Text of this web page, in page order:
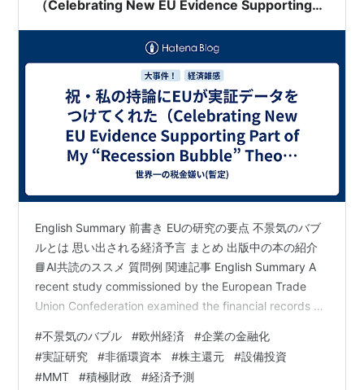
（Celebrating New EU Evidence Supporting
English Summary 前書き EUの研究の要点 不景気のバブ
ルとは 思い出される経済予言 まとめ 出版中の本の紹介
📘AI共読のススメ 質問例 関連記事 English Summary A
recent study commissioned by the European Trade
Union Confederation examined the financial records of
25-year period. It found that, despite strong…
#不景気のバブル #欧州経済 #企業の金融化
#実証研究 #非循環資本 #株主還元 #設備投資
#MMT #積極財政 #経済予測